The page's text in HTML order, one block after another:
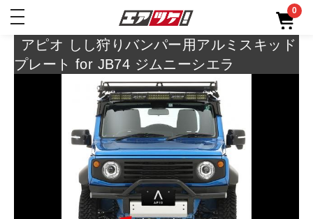
toggle
0
アピオ しし狩りバンパー用アルミスキッド
プレート for JB74 ジムニーシエラ